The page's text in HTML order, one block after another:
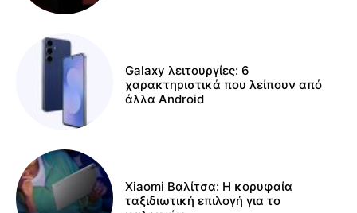
Galaxy λειτουργίες: 6
χαρακτηριστικά που λείπουν από
άλλα Android
Xiaomi Βαλίτσα: Η κορυφαία
ταξιδιωτική επιλογή για το